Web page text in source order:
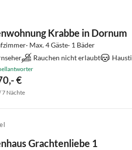
Krabbe in Dornum
Max. 4 Gäste· 1 Bäder
Rauchen nicht erlaubt
€
7 Nächte
Grachtenliebe 1